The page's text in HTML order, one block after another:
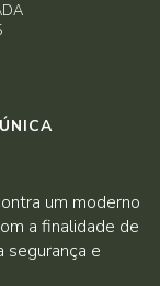
um moderno
a finalidade de
segurança e